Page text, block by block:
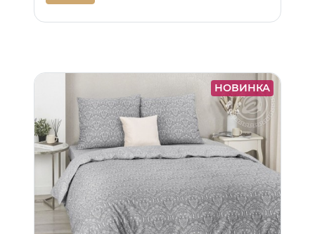
НОВИНКА